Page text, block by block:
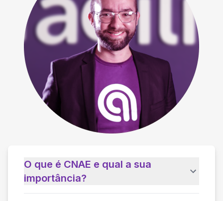
O que é CNAE e qual a sua
importância?